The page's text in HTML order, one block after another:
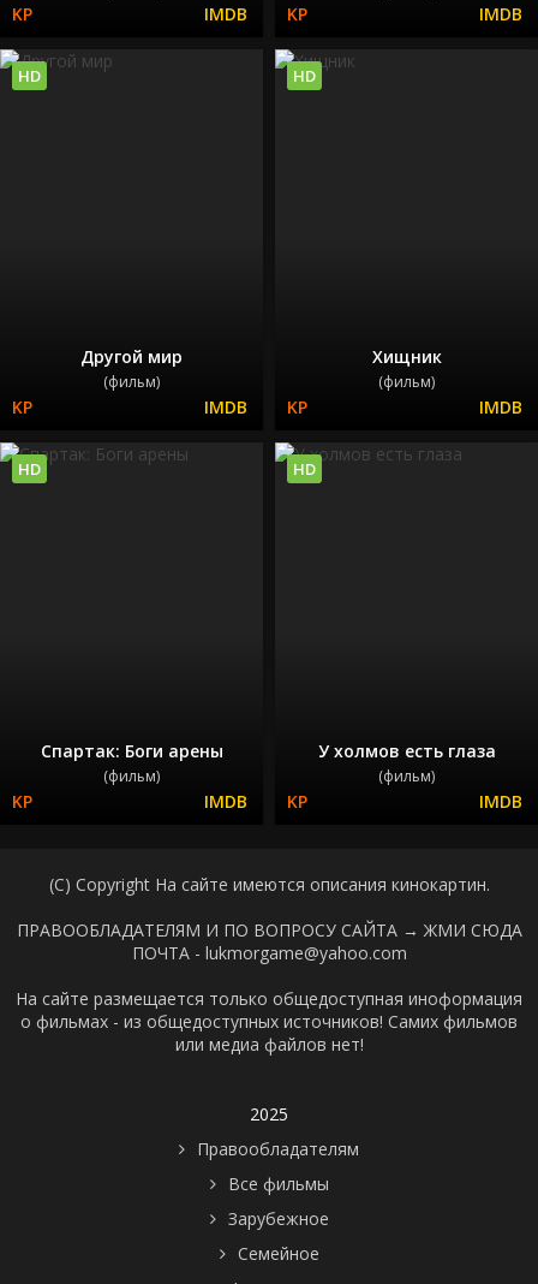
Другой мир
(фильм)
HD
Хищник
(фильм)
HD
Спартак: Боги арены
(фильм)
HD
У холмов есть глаза
(фильм)
HD
(C) Copyright На сайте имеются описания кинокартин.
ПРАВООБЛАДАТЕЛЯМ И ПО ВОПРОСУ САЙТА → ЖМИ СЮДА
ПОЧТА - lukmorgame@yahoo.com
На сайте размещается только общедоступная иноформация
о фильмах - из общедоступных источников! Самих фильмов
или медиа файлов нет!
2025
Правообладателям
Все фильмы
Зарубежное
Семейное